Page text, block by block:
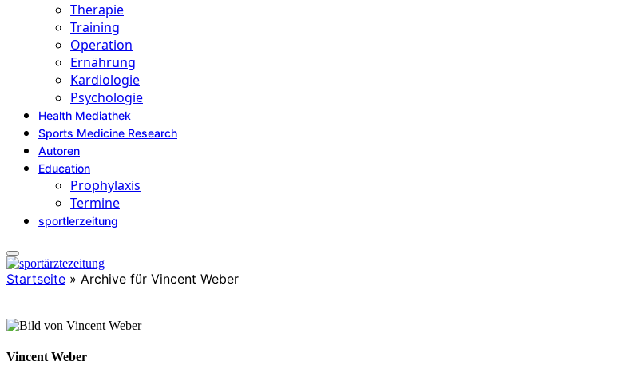
Therapie
Training
Operation
Ernährung
Kardiologie
Psychologie
Health Mediathek
Sports Medicine Research
Autoren
Education
Prophylaxis
Termine
sportlerzeitung
Startseite » Archive für Vincent Weber
Vincent Weber